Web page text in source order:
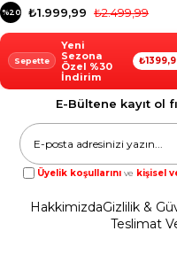
%7 ₺2.799,99 ₺2.999,99
Yeni
Sezona
Özel %30
İndirim
E-Bültene kayıt ol
Üyelik koşullarını ve kişisel
HakkimizdaGizlilik &
Teslimat